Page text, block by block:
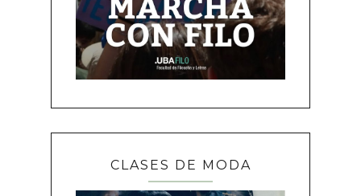
CLASES DE MODA